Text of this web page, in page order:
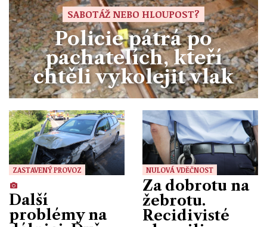
SABOTÁŽ NEBO HLOUPOST?
Policie pátrá po
pachatelích, kteří
chtěli vykolejit vlak
ZASTAVENÝ PROVOZ
Další
problémy na
NULOVÁ VDĚČNOST
Za dobrotu na
žebrotu.
Recidivisté